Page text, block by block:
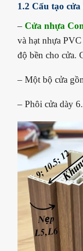
1.2 Cấu tạo
– Cửa nhựa
và hạt nhựa
độ bền cho cửa.
– Một bộ cửa
– Phôi cửa dày